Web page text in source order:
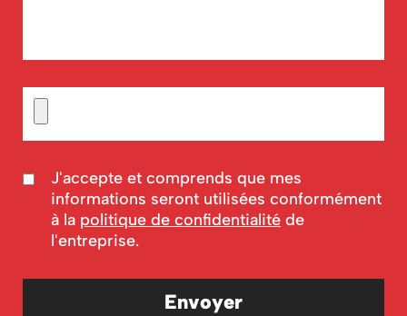
J'accepte et comprends que mes
informations seront utilisées conformément
à la politique de confidentialité de
l'entreprise.
Envoyer